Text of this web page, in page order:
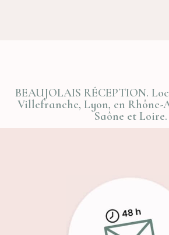
BEAUJOLAIS RÉCEPTION.
Villefranche, Lyon, en Rhône-
Saône et Loire.